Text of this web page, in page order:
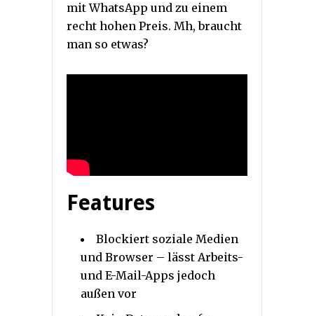
mit WhatsApp und zu einem
recht hohen Preis. Mh, braucht
man so etwas?
Features
Blockiert soziale Medien
und Browser – lässt Arbeits-
und E-Mail-Apps jedoch
außen vor